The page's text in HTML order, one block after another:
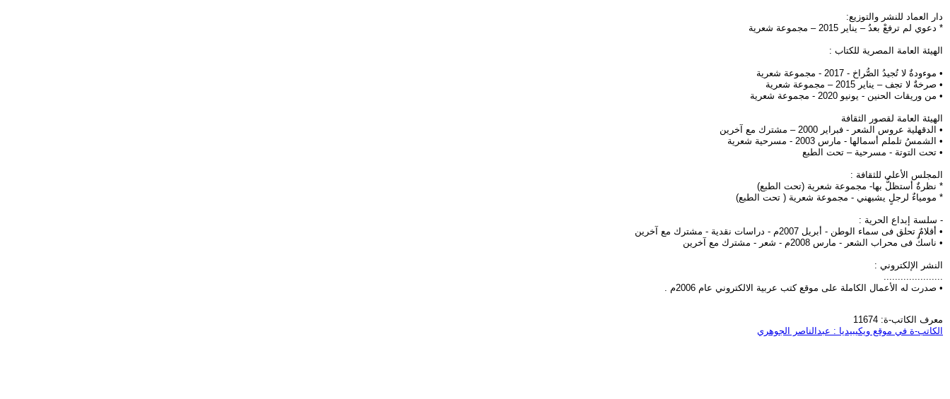
دار العماد للنشر والتوزيع:
* دعوي لم ترفعْ بعدُ – يناير 2015 – مجموعة شعرية
الهيئة العامة المصرية للكتاب :
• موءودةٌ لا تُجيدُ الصُّراخ - 2017 - مجموعة شعرية
• صرخةٌ لا تجف – يناير 2015 – مجموعة شعرية
• من وريقات الحنين - يونيو 2020 - مجموعة شعرية
الهيئة العامة لقصور الثقافة
• الدقهلية عروس الشعر - فبراير 2000 – مشترك مع آخرين
• الشمسُ تلملم أسمالها - مارس 2003 - مسرحية شعرية
• تحت التوتة - مسرحية – تحت الطبع
المجلس الأعلى للثقافة :
* نظرةٌ أستظلُّ بها- مجموعة شعرية (تحت الطبع)
* مومياءٌ لرجلٍ يشبهني - مجموعة شعرية ( تحت الطبع)
- سلسة إبداع الحرية :
• أقلامٌ تحلق فى سماء الوطن - أبريل 2007م - دراسات نقدية - مشترك مع آخرين
• ناسكٌ فى محراب الشعر - مارس 2008م - شعر - مشترك مع آخرين
النشر الإلكتروني :
• صدرت له الأعمال الكاملة على موقع كتب عربية الالكتروني عام 2006م .
معرف الكاتب-ة: 11674
الكاتب-ة في موقع ويكيبيديا : عبدالناصر الجوهري